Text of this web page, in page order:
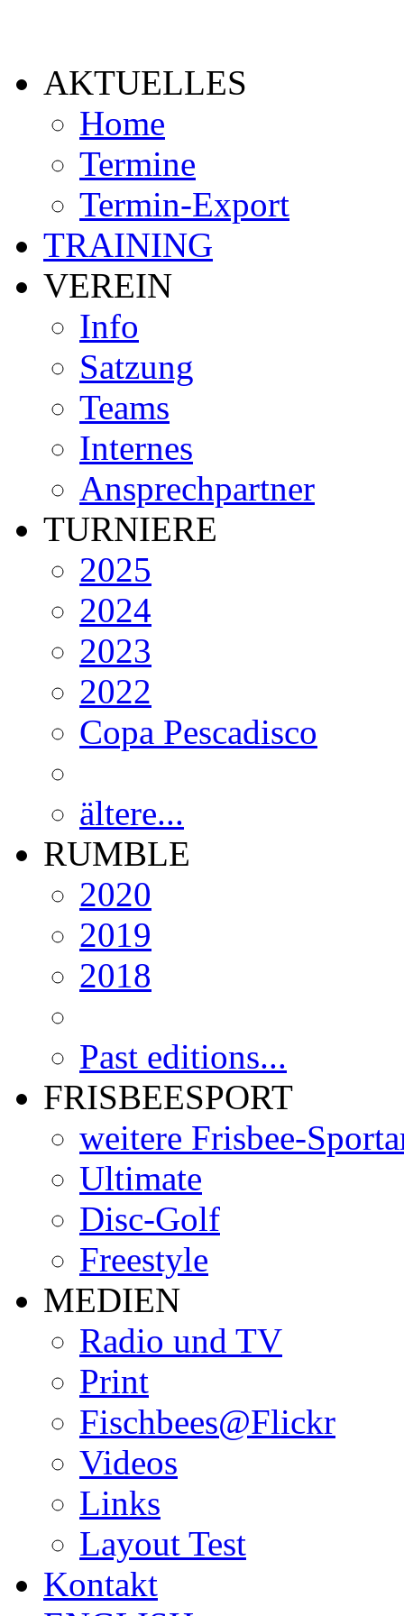
AKTUELLES
Home
Termine
Termin-Export
TRAINING
VEREIN
Info
Satzung
Teams
Internes
Ansprechpartner
TURNIERE
2025
2024
2023
2022
Copa Pescadisco
ältere...
RUMBLE
2020
2019
2018
Past editions...
FRISBEESPORT
weitere Frisbee-
Ultimate
Disc-Golf
Freestyle
MEDIEN
Radio und TV
Print
Fischbees@Flickr
Videos
Links
Layout Test
Kontakt